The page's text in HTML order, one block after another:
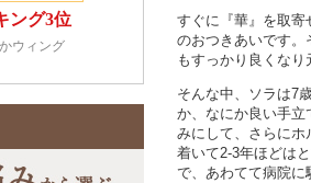
すぐに『華』を取寄
のおつきあいです。
もすっかり良くなり
そんな中、ソラは7
か、なにか良い手立
みにして、さらにホ
着いて2-3年ほどは
で、あわてて病院に